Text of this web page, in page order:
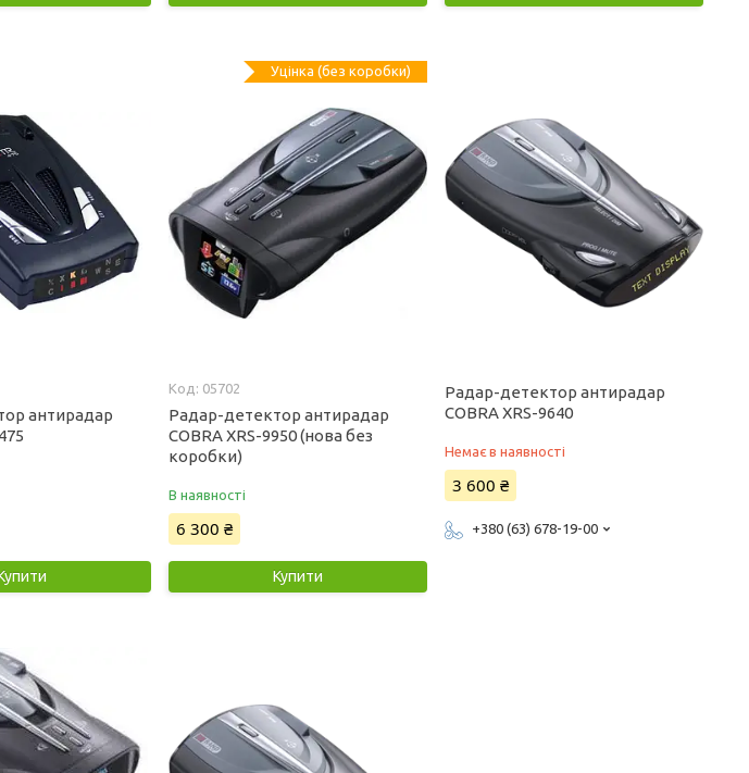
антирадар
Уцінка (без коробки)
05702
Радар-детектор антирадар
COBRA XRS-9950 (нова без
коробки)
В наявності
6 300 ₴
Купити
Радар-детектор антирадар
COBRA XRS-9640
Немає в наявності
3 600 ₴
+380 (63) 678-19-00